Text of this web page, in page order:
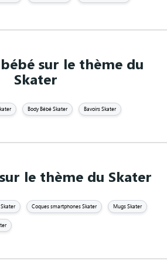
sur le thème du
Skater
Body Bébé Skater Bavoirs Skater
le thème du Skater
Coques smartphones Skater Mugs Skater